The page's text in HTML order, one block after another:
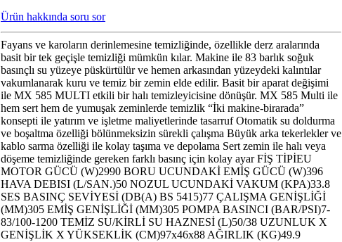
Ürün hakkında soru sor
Fayans ve karoların derinlemesine temizliğinde, özellikle derz aralarında
basit bir tek geçişle temizliği mümkün kılar. Makine ile 83 barlık soğuk
basınçlı su yüzeye püskürtülür ve hemen arkasından yüzeydeki kalıntılar
vakumlanarak kuru ve temiz bir zemin elde edilir. Basit bir aparat değişimi
ile MX 585 MULTI etkili bir halı temizleyicisine dönüşür. MX 585 Multi ile
hem sert hem de yumuşak zeminlerde temizlik “İki makine-birarada”
konsepti ile yatırım ve işletme maliyetlerinde tasarruf Otomatik su doldurma
ve boşaltma özelliği bölünmeksizin sürekli çalışma Büyük arka tekerlekler ve
kablo sarma özelliği ile kolay taşıma ve depolama Sert zemin ile halı veya
döşeme temizliğinde gereken farklı basınç için kolay ayar FİŞ TİPİEU
MOTOR GÜCÜ (W)2990 BORU UCUNDAKİ EMİŞ GÜCÜ (W)396
HAVA DEBISI (L/SAN.)50 NOZUL UCUNDAKİ VAKUM (KPA)33.8
SES BASINÇ SEVİYESİ (DB(A) BS 5415)77 ÇALIŞMA GENİŞLİĞİ
(MM)305 EMİŞ GENİŞLİĞİ (MM)305 POMPA BASINCI (BAR/PSI)7-
83/100-1200 TEMİZ SU/KİRLİ SU HAZNESİ (L)50/38 UZUNLUK X
GENİŞLİK X YÜKSEKLİK (CM)97x46x88 AĞIRLIK (KG)49.9